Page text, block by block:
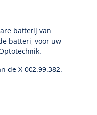
batterij van
batterij voor uw
de X-002.99.382.